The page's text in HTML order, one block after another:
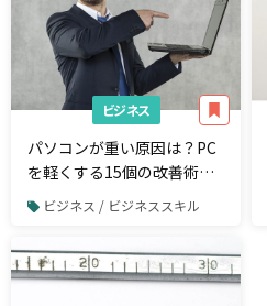
ビジネス
パソコンが重い原因は？PC
を軽くする15個の改善術と
高速化の方法
ビジネス / ビジネススキル